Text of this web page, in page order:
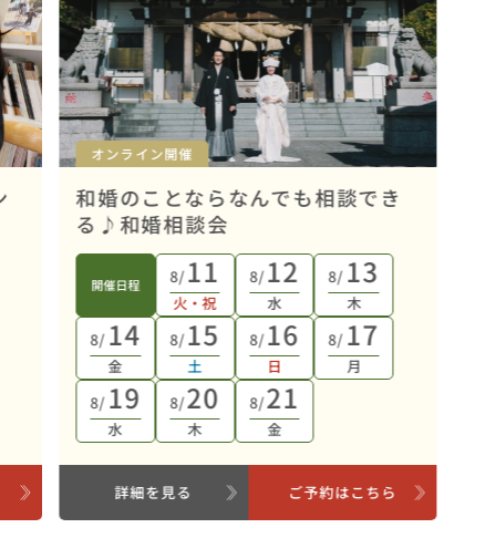
オンライン開催
和婚のことならなんでも相談でき
る♪和婚相談会
開催日程 8/11
火・祝
8/12
水
8/ 13
木
8/ 14
金
8/15
土
8/16
日
8/ 17
月
8/ 19
水
8/20
木
8/21
金
詳細を見る ご予約はこちら